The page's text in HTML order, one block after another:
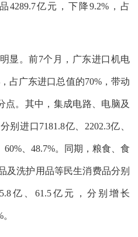
4289.7亿元，下降9.2%，占
。前7个月，广东进口机电
占广东进口总值的70%，带动
点。其中，集成电路、电脑及
进口7181.8亿、2202.3亿、
60%、48.7%。同期，粮食、食
及洗护用品等民生消费品分别
亿、61.5亿元，分别增长